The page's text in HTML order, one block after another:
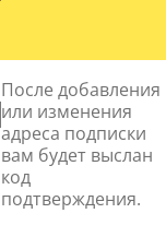
После добавления
или изменения
адреса подписки
вам будет выслан
код
подтверждения.